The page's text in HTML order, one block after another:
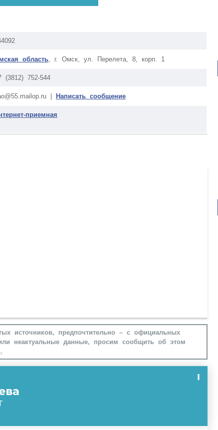
область , г. Омск, ул. Перелета, 8, корп. 1
(3812) 752-544
| Написать сообщение
приемная
источников, предпочтительно – с официальных
неактуальные данные, просим сообщить об этом
.